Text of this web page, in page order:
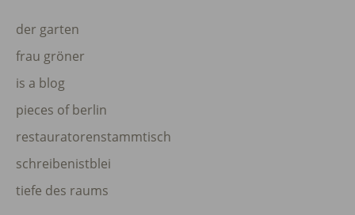
der garten
frau gröner
is a blog
pieces of berlin
restauratorenstammtisch
schreibenistblei
tiefe des raums